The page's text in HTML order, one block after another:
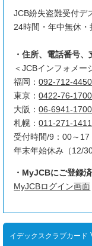
JCB紛失盗難受付デ
24時間・年中無休・
・住所、電話番号
＜JCBインフォメー
福岡：092-712-4450
東京：0422-76-1700
大阪：06-6941-1700
札幌：011-271-1411
受付時間/9：00～17
年末年始休み（12/
・MyJCBにご登録
MyJCBログイン画面
イデックスクラブカード